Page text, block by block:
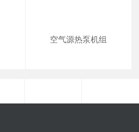
空气源热泵机组